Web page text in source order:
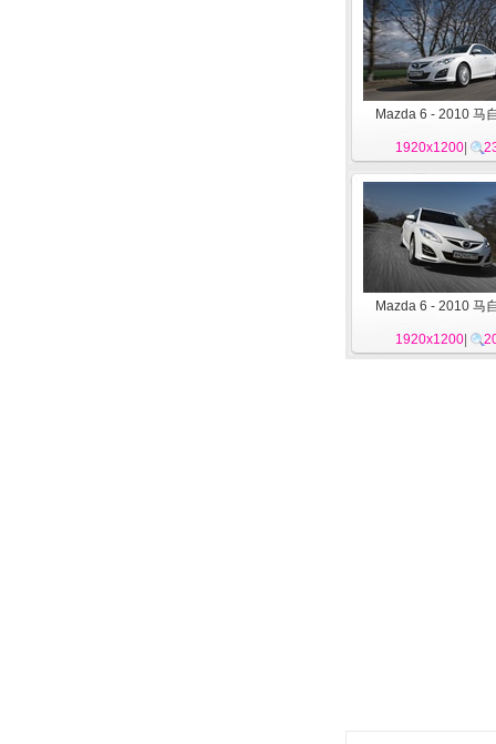
Mazda 6 - 2010 马
1920x1200
Mazda 6 - 2010 马
1920x1200